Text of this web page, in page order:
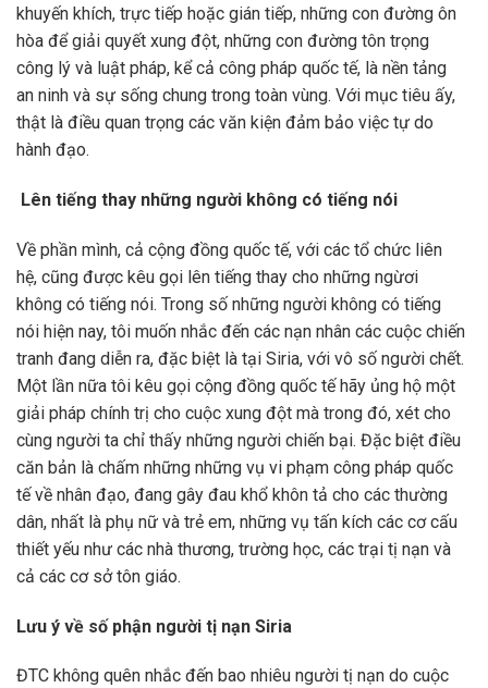
khuyến khích, trực tiếp hoặc gián tiếp, những con đường ôn
hòa để giải quyết xung đột, những con đường tôn trọng
công lý và luật pháp, kể cả công pháp quốc tế, là nền tảng
an ninh và sự sống chung trong toàn vùng. Với mục tiêu ấy,
thật là điều quan trọng các văn kiện đảm bảo việc tự do
hành đạo.
Lên tiếng thay những người không có tiếng nói
Về phần mình, cả cộng đồng quốc tế, với các tổ chức liên
hệ, cũng được kêu gọi lên tiếng thay cho những ngừơi
không có tiếng nói. Trong số những người không có tiếng
nói hiện nay, tôi muốn nhắc đến các nạn nhân các cuộc chiến
tranh đang diễn ra, đặc biệt là tại Siria, với vô số người chết.
Một lần nữa tôi kêu gọi cộng đồng quốc tế hãy ủng hộ một
giải pháp chính trị cho cuộc xung đột mà trong đó, xét cho
cùng người ta chỉ thấy những người chiến bại. Đặc biệt điều
căn bản là chấm những những vụ vi phạm công pháp quốc
tế về nhân đạo, đang gây đau khổ khôn tả cho các thường
dân, nhất là phụ nữ và trẻ em, những vụ tấn kích các cơ cấu
thiết yếu như các nhà thương, trường học, các trại tị nạn và
cả các cơ sở tôn giáo.
Lưu ý về số phận người tị nạn Siria
ĐTC không quên nhắc đến bao nhiêu người tị nạn do cuộc